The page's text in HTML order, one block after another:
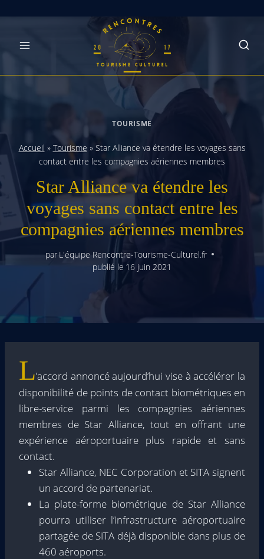
TOURISME
Accueil » Tourisme » Star Alliance va étendre les voyages sans
contact entre les compagnies aériennes membres
Star Alliance va étendre les
voyages sans contact entre les
compagnies aériennes membres
par L'équipe Rencontre-Tourisme-Culturel.fr
publié le 16 juin 2021
L’accord annoncé aujourd’hui vise à accélérer la
disponibilité de points de contact biométriques en
libre-service parmi les compagnies aériennes
membres de Star Alliance, tout en offrant une
expérience aéroportuaire plus rapide et sans
contact.
Star Alliance, NEC Corporation et SITA signent
un accord de partenariat.
La plate-forme biométrique de Star Alliance
pourra utiliser l’infrastructure aéroportuaire
partagée de SITA déjà disponible dans plus de
460 aéroports.